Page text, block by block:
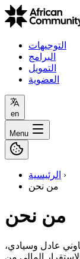
التوجيهات
البرامج
التمويل
العضوية
en
Menu
الرئيسية ›
من نحن
من نحن
عادل وسيادي،